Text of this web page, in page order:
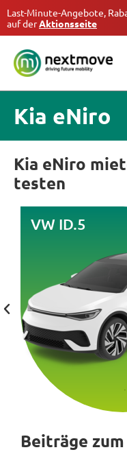
Last-Minute-Angebote,
auf derAktionsseite
Kia eNiro
Kia eNiro
testen
VW ID.5
Beiträge